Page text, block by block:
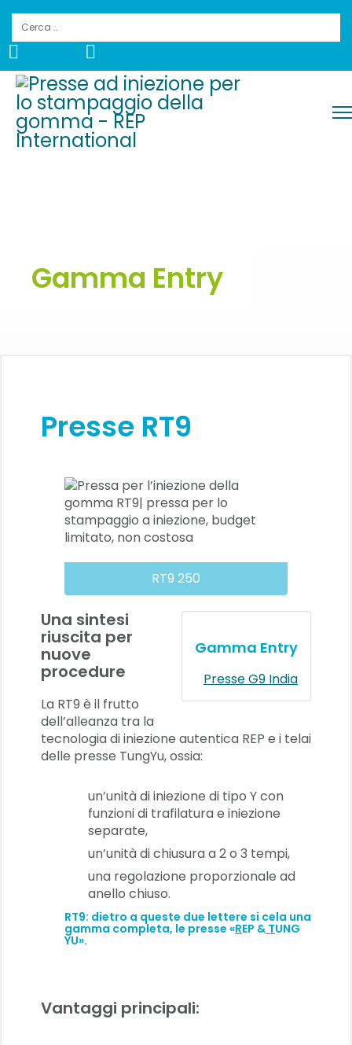
Cerca
Gamma Entry
Presse RT9
RT9 250
Gamma Entry
Presse G9 India
Una sintesi
riuscita per
nuove
procedure
La RT9 è il frutto
dell’alleanza tra la
tecnologia di iniezione autentica REP e i telai
delle presse TungYu, ossia:
un’unità di iniezione di tipo Y con
funzioni di trafilatura e iniezione
separate,
un’unità di chiusura a 2 o 3 tempi,
una regolazione proporzionale ad
anello chiuso.
RT9: dietro a queste due lettere si cela una
gamma completa, le presse «REP & TUNG
YU».
Vantaggi principali: